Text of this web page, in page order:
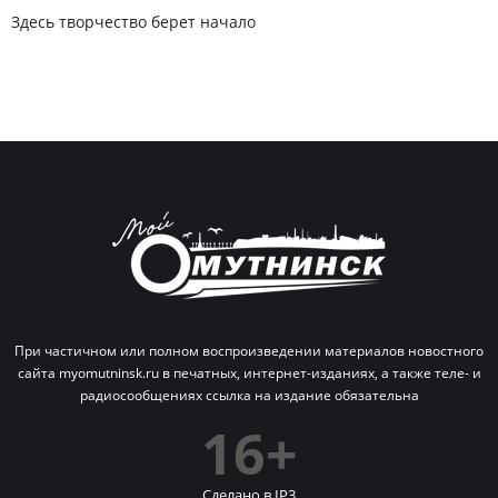
Здесь творчество берет начало
При частичном или полном воспроизведении материалов новостного
сайта myomutninsk.ru в печатных, интернет-изданиях, а также теле- и
радиосообщениях ссылка на издание обязательна
16+